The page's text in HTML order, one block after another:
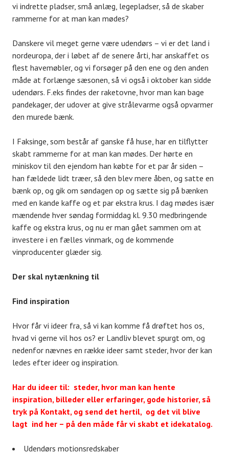
vi indrette pladser, små anlæg, legepladser, så de skaber
rammerne for at man kan mødes?
Danskere vil meget gerne være udendørs – vi er det land i
nordeuropa, der i løbet af de senere årti, har anskaffet os
flest havemøbler, og vi forsøger på den ene og den anden
måde at forlænge sæsonen, så vi også i oktober kan sidde
udendørs. F.eks findes der raketovne, hvor man kan bage
pandekager, der udover at give strålevarme også opvarmer
den murede bænk.
I Faksinge, som består af ganske få huse, har en tilflytter
skabt rammerne for at man kan mødes. Der hørte en
miniskov til den ejendom han købte for et par år siden –
han fældede lidt træer, så den blev mere åben, og satte en
bænk op, og gik om søndagen op og sætte sig på bænken
med en kande kaffe og et par ekstra krus. I dag mødes især
mændende hver søndag formiddag kl. 9.30 medbringende
kaffe og ekstra krus, og nu er man gået sammen om at
investere i en fælles vinmark, og de kommende
vinproducenter glæder sig.
Der skal nytænkning til
Find inspiration
Hvor får vi ideer fra, så vi kan komme få drøftet hos os,
hvad vi gerne vil hos os? er Landliv blevet spurgt om, og
nedenfor nævnes en række ideer samt steder, hvor der kan
ledes efter ideer og inspiration.
Har du ideer til: steder, hvor man kan hente
inspiration, billeder eller erfaringer, gode historier, så
tryk på Kontakt, og send det hertil, og det vil blive
lagt ind her – på den måde får vi skabt et idekatalog.
Udendørs motionsredskaber